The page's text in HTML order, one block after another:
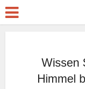
Wissen
Himmel